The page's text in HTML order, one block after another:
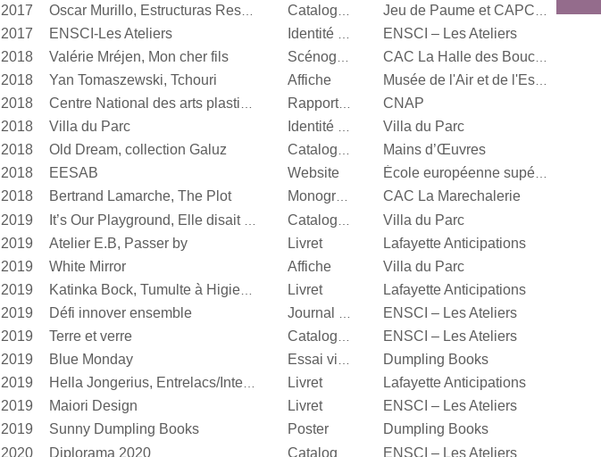
2017 Oscar Murillo, Estructuras Resonantes
2017 ENSCI-Les Ateliers
ENSCI – Les Ateliers
2018
Valérie Mréjen, Mon cher fils
2018 Yan Tomaszewski, Tchouri Affiche Musée de l'Air et de l'Espace
2018 Centre National des arts plastiques Rapport d’activité
CNAP
2018
Villa du Parc Identité visuelle
Villa du Parc
2018
Old Dream, collection Galuz Catalogue d’exposition
Mains d’Œuvres
2018
EESAB Website École européenne supérieure d'art de Bretagne
2018 Bertrand Lamarche, The Plot Monographie
CAC La Marechalerie
2019
Villa du Parc
2019
Atelier E.B, Passer by Livret
Lafayette Anticipations
2019
White Mirror Affiche
Villa du Parc
2019
Katinka Bock, Tumulte à Higienopolis Livret
Lafayette Anticipations
2019
Défi innover ensemble
ENSCI – Les Ateliers
2019
Terre et verre Catalogue d’exposition
ENSCI – Les Ateliers
2019
Blue Monday Essai visuel
Dumpling Books
2019
Hella Jongerius, Entrelacs/Interlace Livret
Lafayette Anticipations
2019
Maiori Design Livret
ENSCI – Les Ateliers
2019
Sunny Dumpling Books Poster
Dumpling Books
2020
Diplorama 2020 ENSCI – Les Ateliers